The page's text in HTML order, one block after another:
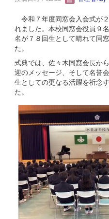
令和７年度同窓会入会式が
れました。本校同窓会役員９
名が７８回生として晴れて同
た。
式典では、佐々木同窓会長か
迎のメッセージ、そして名誉
生としての更なる活躍を祈念
た。